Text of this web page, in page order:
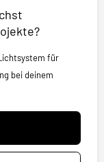
für
bei deinem